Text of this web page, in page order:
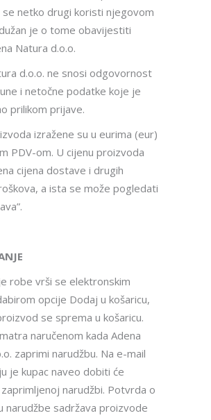
se netko drugi koristi njegovom
je o tome obavijestiti
Natura d.o.o.
d.o.o. ne snosi odgovornost
i netočne podatke koje je
prilikom prijave.
izražene su u eurima (eur)
PDV-om. U cijenu proizvoda
cijena dostave i drugih
a ista se može pogledati
robe vrši se elektronskim
opcije Dodaj u košaricu,
se sprema u košaricu.
naručenom kada Adena
zaprimi narudžbu. Na e-mail
je kupac naveo dobiti će
narudžbi. Potvrda o
narudžbe sadržava proizvode